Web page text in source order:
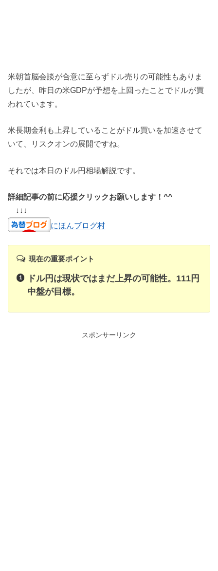
米朝首脳会談が合意に至らずドル売りの可能性もありま
したが、昨日の米GDPが予想を上回ったことでドルが買
われています。
米長期金利も上昇していることがドル買いを加速させて
いて、リスクオンの展開ですね。
それでは本日のドル円相場解説です。
詳細記事の前に応援クリックお願いします！^^
↓↓↓
にほんブログ村
現在の重要ポイント
ドル円は現状ではまだ上昇の可能性。111円
中盤が目標。
スポンサーリンク